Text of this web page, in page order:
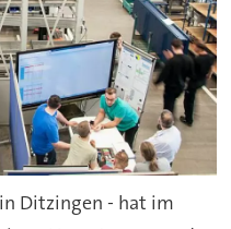
Ditzingen - hat im